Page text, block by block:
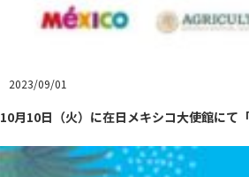
2023/09/01
10月10日（火）に在日メキシコ大使館にて